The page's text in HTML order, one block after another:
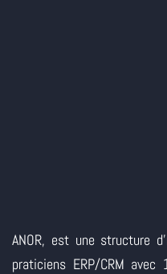
ANOR, est une structure
praticiens ERP/CRM